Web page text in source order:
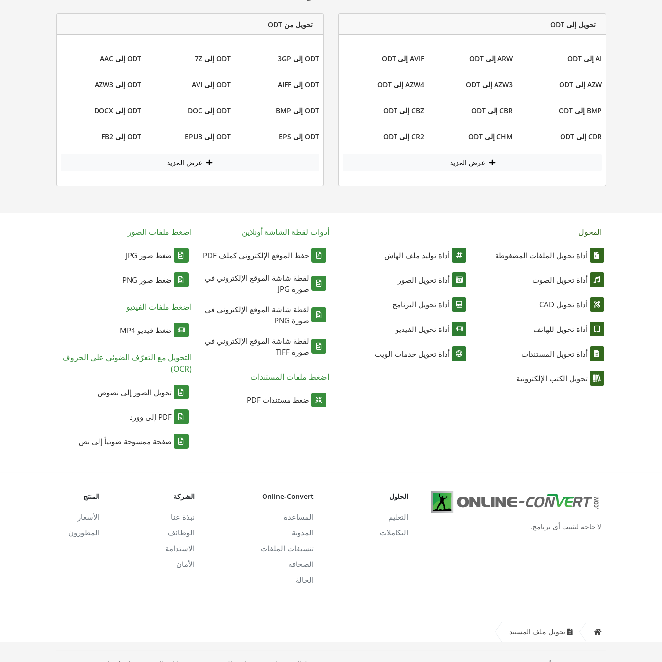
تحويل إلى ODT
AI إلى ODT ARW إلى ODT AVIF إلى ODT
AZW إلى ODT AZW3 إلى ODT AZW4 إلى ODT
BMP إلى ODT CBR إلى ODT CBZ إلى ODT
CDR إلى ODT CHM إلى ODT CR2 إلى ODT
عرض المزيد
تحويل من ODT
ODT إلى 3GP ODT إلى 7Z ODT إلى AAC
ODT إلى AIFF ODT إلى AVI ODT إلى AZW3
ODT إلى BMP ODT إلى DOC ODT إلى DOCX
ODT إلى EPS ODT إلى EPUB ODT إلى FB2
عرض المزيد
المحول
أداة تحويل الملفات المضغوطة
أداة تحويل الصوت
أداة تحويل CAD
أداة تحويل للهاتف
أداة تحويل المستندات
تحويل الكتب الإلكترونية
أداة توليد ملف الهاش
أداة تحويل الصور
أداة تحويل البرنامج
أداة تحويل الفيديو
أداة تحويل خدمات الويب
أدوات لقطة الشاشة أونلاين
حفظ الموقع الإلكتروني كملف PDF
لقطة شاشة الموقع الإلكتروني في
صورة JPG
لقطة شاشة الموقع الإلكتروني في
صورة PNG
لقطة شاشة الموقع الإلكتروني في
صورة TIFF
اضغط ملفات المستندات
ضغط مستندات PDF
اضغط ملفات الصور
ضغط صور JPG
ضغط صور PNG
اضغط ملفات الفيديو
ضغط فيديو MP4
التحويل مع التعرّف الضوئي على الحروف
(OCR)
تحويل الصور إلى نصوص
PDF إلى وورد
صفحة ممسوحة ضوئياً إلى نص
لا حاجة لتثبيت أي برنامج.
الحلول
التعليم
التكاملات
Online-Convert
المساعدة
المدونة
تنسيقات الملفات
الصحافة
الحالة
الشركة
نبذة عنا
الوظائف
الاستدامة
الأمان
المنتج
الأسعار
المطورون
تحويل ملف المستند